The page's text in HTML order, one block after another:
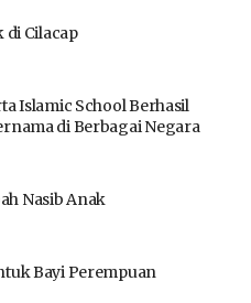
di Cilacap
Islamic School Berhasil
di Berbagai Negara
Nasib Anak
Bayi Perempuan